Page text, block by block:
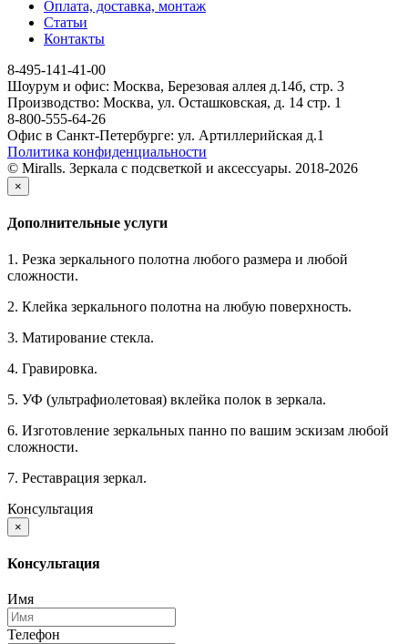
Оплата, доставка, монтаж
Статьи
Контакты
8-495-141-41-00
Шоурум и офис: Москва, Березовая аллея д.14б, стр. 3
Производство: Москва, ул. Осташковская, д. 14 стр. 1
8-800-555-64-26
Офис в Санкт-Петербурге: ул. Артиллерийская д.1
Политика конфиденциальности
© Miralls. Зеркала с подсветкой и аксессуары. 2018-2026
×
Дополнительные услуги
1. Резка зеркального полотна любого размера и любой
сложности.
2. Клейка зеркального полотна на любую поверхность.
3. Матирование стекла.
4. Гравировка.
5. УФ (ультрафиолетовая) вклейка полок в зеркала.
6. Изготовление зеркальных панно по вашим эскизам любой
сложности.
7. Реставрация зеркал.
Консультация
×
Консультация
Имя
Телефон